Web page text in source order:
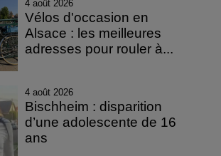
4 août 2026
Vélos d'occasion en
Alsace : les meilleures
adresses pour rouler à...
4 août 2026
Bischheim : disparition
d’une adolescente de 16
ans